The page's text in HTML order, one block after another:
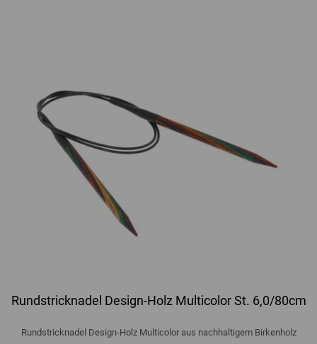
Rundstricknadel Design-Holz Multicolor St. 6,0/80cm
Rundstricknadel Design-Holz Multicolor aus nachhaltigem Birkenholz